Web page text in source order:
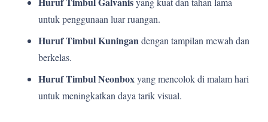
untuk penggunaan luar ruangan.
Huruf Timbul Kuningandengan tampilan mewah dan
berkelas.
Huruf Timbul Neonboxyang mencolok di malam hari
untuk meningkatkan daya tarik visual.